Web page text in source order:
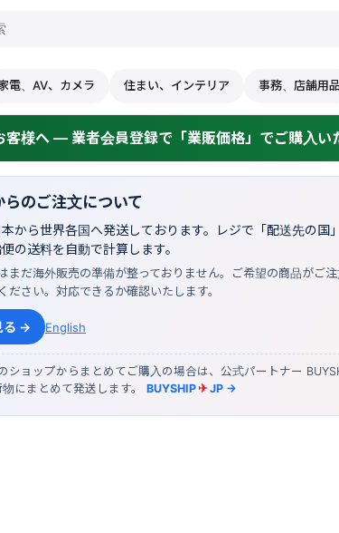
電、AV、カメラ 住まい、インテリア 事務、店舗用
客様へ — 業者会員登録で「業販価格」でご購入い
らのご注文について
から世界各国へ発送しております。レジで「配送先の国
の送料を自動で計算します。
まだ海外販売の準備が整っておりません。ご希望の商品がご
ださい。対応できるか確認いたします。
る → English
ショップからまとめてご購入の場合は、公式パートナー
物にまとめて発送します。 BUYSHIP✈JP →